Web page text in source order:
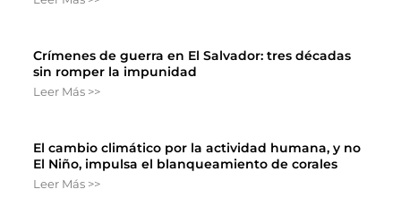
Crímenes de guerra en El Salvador: tres décadas
sin romper la impunidad
Leer Más >>
El cambio climático por la actividad humana, y no
El Niño, impulsa el blanqueamiento de corales
Leer Más >>